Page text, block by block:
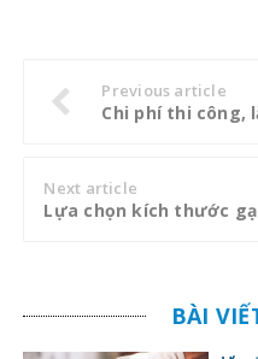
Previous article
Next article
BÀI